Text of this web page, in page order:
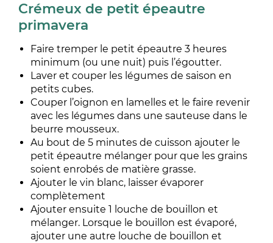
Crémeux de petit épeautre
primavera
Faire tremper le petit épeautre 3 heures
minimum (ou une nuit) puis l’égoutter.
Laver et couper les légumes de saison en
petits cubes.
Couper l’oignon en lamelles et le faire revenir
avec les légumes dans une sauteuse dans le
beurre mousseux.
Au bout de 5 minutes de cuisson ajouter le
petit épeautre mélanger pour que les grains
soient enrobés de matière grasse.
Ajouter le vin blanc, laisser évaporer
complètement
Ajouter ensuite 1 louche de bouillon et
mélanger. Lorsque le bouillon est évaporé,
ajouter une autre louche de bouillon et